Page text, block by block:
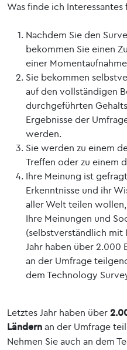
Was finde ich Interessantes
Nachdem Sie den
bekommen Sie einen
einer
Sie bekommen
auf den vollständigen
durchgeführten
Ergebnisse der
werden.
Sie werden zu einem
Treffen oder zu einem
Ihre Meinung ist
Erkenntnisse und ihr
aller Welt teilen
Ihre Meinungen und
(selbstverständlich mit
Jahr haben über 2.000
an der Umfrage
dem Technology
Letztes Jahr haben über
Ländern an der Umfrage
Nehmen Sie auch an dem